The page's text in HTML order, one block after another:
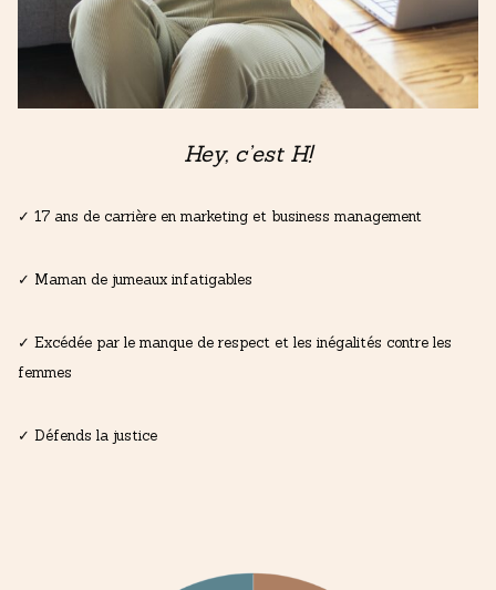
Hey, c’est H!
✓ 17 ans de carrière en marketing et business management
✓ Maman de jumeaux infatigables
✓ Excédée par le manque de respect et les inégalités contre les
femmes
✓ Défends la justice